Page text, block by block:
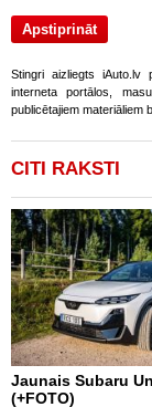
Stingri aizliegts iAuto.lv
interneta portālos,
publicētajiem materiāliem
CITI RAKSTI
Jaunais Subaru
(+FOTO)